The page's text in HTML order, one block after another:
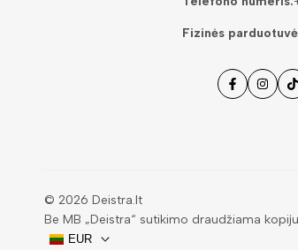
Fizinės
Facebook
© 2026 Deistra.lt
Be MB „Deistra“ sutikimo draudžiama
EUR